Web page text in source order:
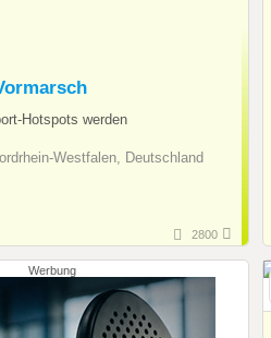
Hotspots werden
Westfalen, Deutschland
2800
Werbung